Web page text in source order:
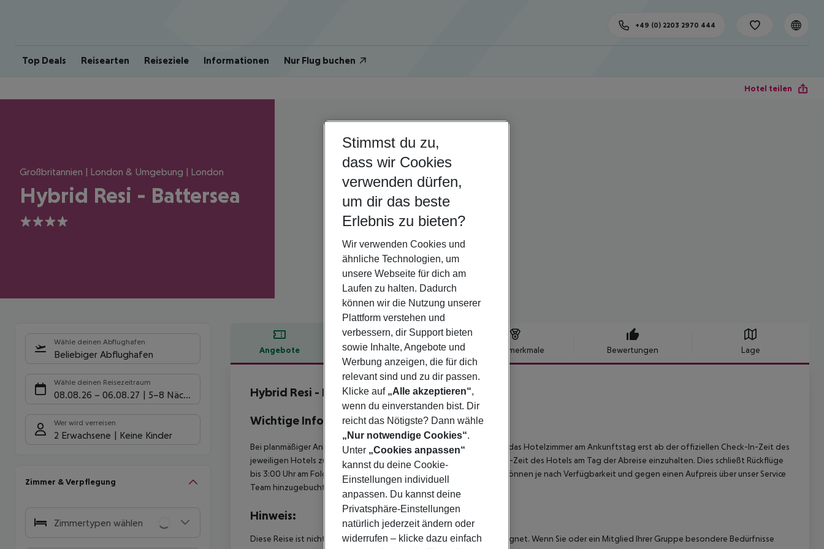
Top Deals Reisearten Reiseziele Informationen Nur Flug buchen
+49 (0) 2203 2970 444
Hotel teilen
Großbritannien | London & Umgebung | London
Hybrid Resi - Battersea
4
Wähle deinen Abflughafen
Beliebiger Abflughafen
Wähle deinen Reisezeitraum
08.08.26 – 06.08.27 5-8 Nächte
Wer wird verreisen
2 Erwachsene Keine Kinder
Zimmer & Verpflegung
Zimmertypen wählen
Angebote Hotelbeschreibung Hotelmerkmale Bewertungen Lage
Hotelbeschreibung
Hybrid Resi - Battersea
4
Wichtige Informationen
Bei planmäßiger Ankunft im Zielgebiet ab 04:00 Uhr morgens steht das Hotelzimmer am Ankunftstag erst ab der offiziellen Check-In-Zeit des
jeweiligen Hotels zur Verfügung. Ebenso ist die offizielle Check-Out-Zeit des Hotels am Tag der Abreise einzuhalten. Dies schließt Rückflüge
bis 3:00 Uhr am Folgetag ein. Früh-Check-In bzw. Spät-Check-Out können je nach Verfügbarkeit und gegen einen Aufpreis über unser Service
Team hinzugebucht werden.
Hinweis:
Diese Reise ist nicht für Personen mit eingeschränkter Mobilität geeignet. Wenn Sie oder ein Mitglied Ihrer Gruppe besondere Bedürfnisse
Stimmst du zu,
dass wir Cookies
verwenden dürfen,
um dir das beste
Erlebnis zu bieten?
Wir verwenden Cookies und
ähnliche Technologien, um
unsere Webseite für dich am
Laufen zu halten. Dadurch
können wir die Nutzung unserer
Plattform verstehen und
verbessern, dir Support bieten
sowie Inhalte, Angebote und
Werbung anzeigen, die für dich
relevant sind und zu dir passen.
Klicke auf „Alle akzeptieren“,
wenn du einverstanden bist. Dir
reicht das Nötigste? Dann wähle
„Nur notwendige Cookies“.
Unter „Cookies anpassen“
kannst du deine Cookie-
Einstellungen individuell
anpassen. Du kannst deine
Privatsphäre-Einstellungen
natürlich jederzeit ändern oder
widerrufen – klicke dazu einfach